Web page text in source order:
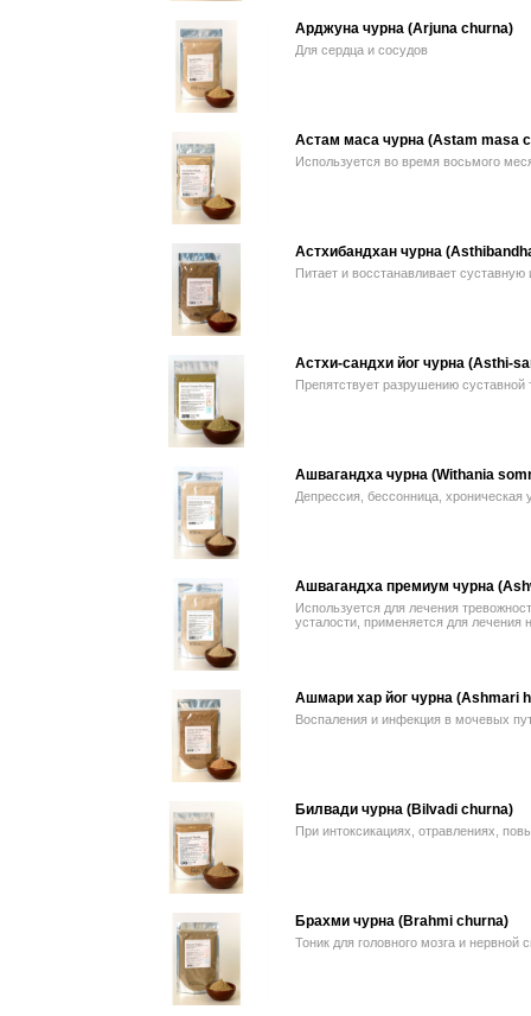
Арджуна чурна (Arjuna churna)
Для сердца и сосудов
Астам маса чурна (Astam masa
Используется во время восьмого
Астхибандхан чурна
Питает и восстанавливает суставную
Астхи-сандхи йог чурна (Asthi-
Препятствует разрушению суставной
Ашвагандха чурна (Withania
Депрессия, бессонница, хроническая
Ашвагандха премиум чурна
Используется для лечения
усталости, применяется для лечения
Ашмари хар йог чурна (Ashmari
Воспаления и инфекция в мочевых
Билвади чурна (Bilvadi churna)
При интоксикациях, отравлениях,
Брахми чурна (Brahmi churna)
Тоник для головного мозга и нервной